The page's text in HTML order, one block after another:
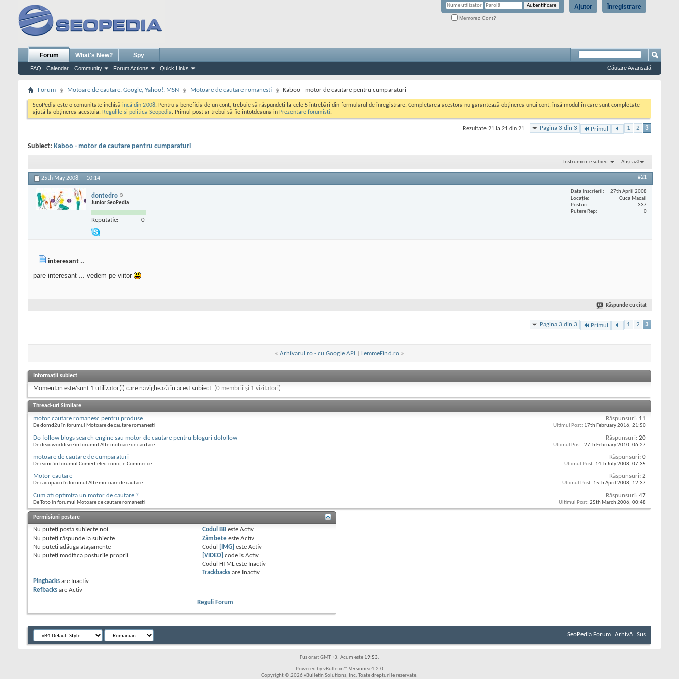
Înregistrare
Ajutor
Memorez Cont?
Forum
FAQ Calendar Community Forum Actions Quick Links
What's New? Spy
Căutare Avansată
Forum Motoare de cautare. Google, Yahoo!, MSN Motoare de cautare romanesti Kaboo - motor de cautare pentru cumparaturi
SeoPedia este o comunitate inchisă incă din 2008. Pentru a beneficia de un cont, trebuie să răspundeți la cele 5 întrebări din formularul de înregistrare. Completarea acestora nu garantează obținerea unui cont, însă modul în care sunt completate
ajută la obținerea acestuia. Regulile si politica Seopedia. Primul post ar trebui să fie intotdeauna in Prezentare forumisti.
Pagina 3 din 3 Primul 1 2 3
Rezultate 21 la 21 din 21
Subiect: Kaboo - motor de cautare pentru cumparaturi
Instrumente subiect Afișează
25th May 2008, 10:14 #21
dontedro
Junior SeoPedia
Reputatie: 0
Data înscrierii
27th April 2008
Locaţie
Cuca Macaii
Posturi
337
Putere Rep
0
interesant ..
pare interesant ... vedem pe viitor
Răspunde cu citat
Pagina 3 din 3 Primul 1 2 3
« Arhivarul.ro - cu Google API LemmeFind.ro »
Informații subiect
Momentan este/sunt 1 utilizator(i) care navighează în acest subiect. (0 membrii și 1 vizitatori)
Thread-uri Similare
motor cautare romanesc pentru produse
De domd2u în forumul Motoare de cautare romanesti
Răspunsuri: 11
Ultimul Post: 17th February 2016, 21:50
Do follow blogs search engine sau motor de cautare pentru bloguri dofollow
De deadworldisee în forumul Alte motoare de cautare
Răspunsuri: 20
Ultimul Post: 27th February 2010, 06:27
motoare de cautare de cumparaturi
De eamc în forumul Comert electronic, e-Commerce
Răspunsuri: 0
Ultimul Post: 14th July 2008, 07:35
Motor cautare
De radupaco în forumul Alte motoare de cautare
Răspunsuri: 2
Ultimul Post: 15th April 2008, 12:37
Cum ati optimiza un motor de cautare ?
De Toto în forumul Motoare de cautare romanesti
Răspunsuri: 47
Ultimul Post: 25th March 2006, 00:48
Permisiuni postare
Nu puteţi posta subiecte noi.
Nu puteţi răspunde la subiecte
Nu puteţi adăuga ataşamente
Nu puteţi modifica posturile proprii
Codul BB esteActiv
Zâmbete esteActiv
Codul
[IMG] esteActiv
[VIDEO] code isActiv
Codul HTML este Inactiv
Trackbacks are Inactiv
Pingbacks are Inactiv
Refbacks are Activ
Reguli Forum
SeoPedia Forum Arhivă Sus
Fus orar: GMT +3. Acum este 19:53.
Powered by vBulletin™ Versiunea 4.2.0
Copyright © 2026 vBulletin Solutions, Inc. Toate drepturile rezervate.